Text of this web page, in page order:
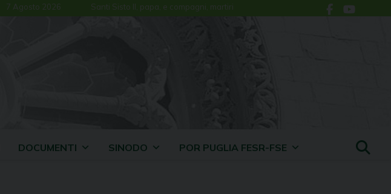
7 Agosto 2026 Santi Sisto II, papa, e compagni, martiri
DOCUMENTI SINODO POR PUGLIA FESR-FSE